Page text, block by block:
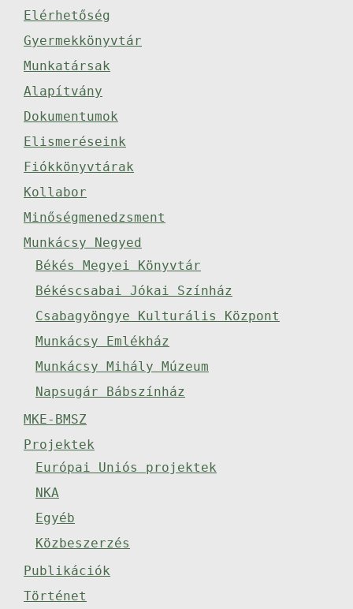
Elérhetőség
Gyermekkönyvtár
Munkatársak
Alapítvány
Dokumentumok
Elismeréseink
Fiókkönyvtárak
Kollabor
Minőségmenedzsment
Munkácsy Negyed
Békés Megyei Könyvtár
Békéscsabai Jókai Színház
Csabagyöngye Kulturális Központ
Munkácsy Emlékház
Munkácsy Mihály Múzeum
Napsugár Bábszínház
MKE-BMSZ
Projektek
Európai Uniós projektek
NKA
Egyéb
Közbeszerzés
Publikációk
Történet